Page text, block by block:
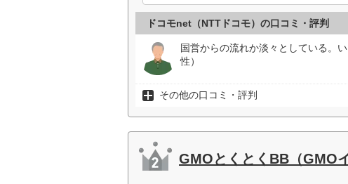
ドコモnet（NTTドコモ）の口コミ・評判
国営からの流れか淡々としている。
性）
その他の口コミ・評判
GMOとくとくBB（GMO